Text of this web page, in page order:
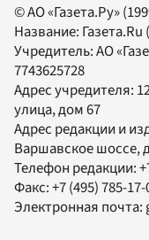
© АО «Газета.Ру»
Название: Газета.Ru
Учредитель:АО
7743625728
Адрес учредителя:
улица, дом 67
Адрес редакции и
Варшавское шоссе,
Телефон редакции:
Факс:+7 (495) 785-
Электронная почта: